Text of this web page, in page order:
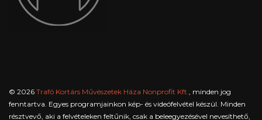
© 2026 Trafó Kortárs Művészetek Háza Nonprofit Kft., minden jog
fenntartva. Egyes programjainkon kép- és videófelvétel készül. Minden
résztvevő, aki a felvételeken feltűnik, csak a beleegyezésével nevesíthető,